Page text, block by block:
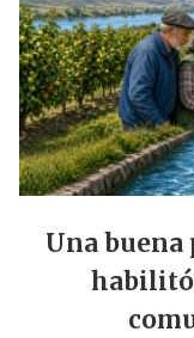
Una buena
habilitó